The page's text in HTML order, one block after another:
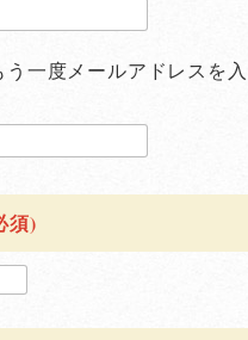
一度メールアドレスを入
須)